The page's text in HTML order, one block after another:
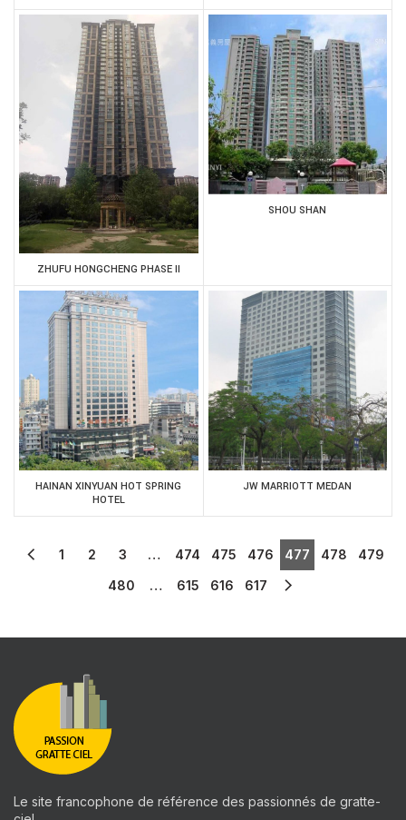
ZHUFU HONGCHENG PHASE II
SHOU SHAN
HAINAN XINYUAN HOT SPRING
HOTEL
JW MARRIOTT MEDAN
1 2 3 … 474 475 476 477 478
479
480
… 615 616 617
Le site francophone de référence des passionnés de gratte-